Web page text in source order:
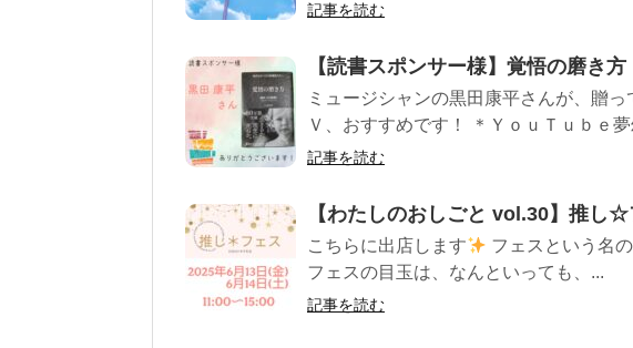
記事を読む
【読書スポンサー様】覚悟の磨き
ミュージシャンの黒田康平さんが、贈
Ｖ、おすすめです！ ＊ＹｏｕＴｕｂｅ
記事を読む
【わたしのおしごと vol.30】推し☆
こちらに出店します
フェスという名
フェスの目玉は、なんといっても、...
記事を読む